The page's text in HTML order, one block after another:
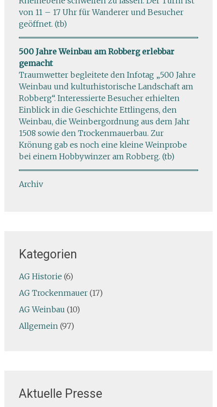
von 11 – 17 Uhr für Wanderer und Besucher
geöffnet. (tb)
500 Jahre Weinbau am Robberg erlebbar
gemacht
Traumwetter begleitete den Infotag „500 Jahre
Weinbau und kulturhistorische Landschaft am
Robberg“. Interessierte Besucher erhielten
Einblick in die Geschichte Ettlingens, den
Weinbau, die Weinbergordnung aus dem Jahr
1508 sowie den Trockenmauerbau. Zur
Krönung gab es noch eine kleine Weinprobe
bei einem Hobbywinzer am Robberg. (tb)
Archiv
Kategorien
AG Historie (6)
AG Trockenmauer(17)
AG Weinbau (10)
Allgemein(97)
Aktuelle Presse